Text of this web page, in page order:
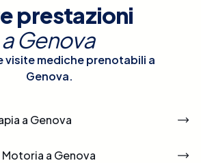
prestazioni
aGenova
visite mediche prenotabili a
Genova.
a Genova
a Genova